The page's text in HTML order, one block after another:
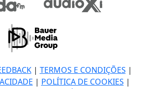
| TERMOS E CONDIÇÕES |
| POLÍTICA DE COOKIES |